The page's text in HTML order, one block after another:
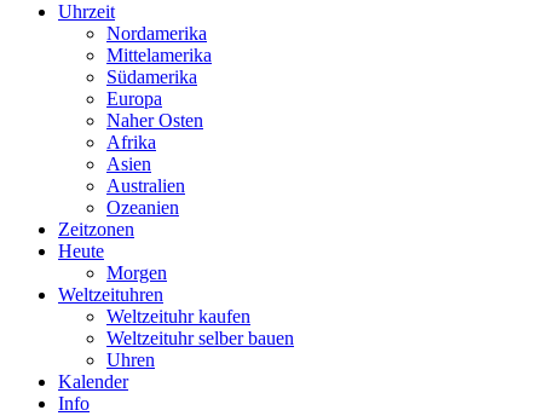
Uhrzeit
Nordamerika
Mittelamerika
Südamerika
Europa
Naher Osten
Afrika
Asien
Australien
Ozeanien
Zeitzonen
Heute
Morgen
Weltzeituhren
Weltzeituhr kaufen
Weltzeituhr selber bauen
Uhren
Kalender
Info